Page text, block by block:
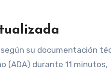
su documentación
(ADA) durante 11 minutos,